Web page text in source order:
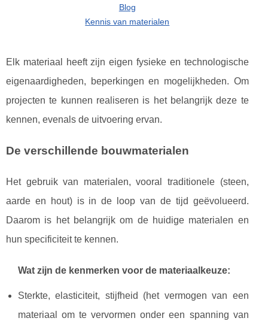
Blog
Kennis van materialen
Elk materiaal heeft zijn eigen fysieke en technologische
eigenaardigheden, beperkingen en mogelijkheden. Om
projecten te kunnen realiseren is het belangrijk deze te
kennen, evenals de uitvoering ervan.
De verschillende bouwmaterialen
Het gebruik van materialen, vooral traditionele (steen,
aarde en hout) is in de loop van de tijd geëvolueerd.
Daarom is het belangrijk om de huidige materialen en
hun specificiteit te kennen.
Wat zijn de kenmerken voor de materiaalkeuze:
Sterkte, elasticiteit, stijfheid (het vermogen van een
materiaal om te vervormen onder een spanning van